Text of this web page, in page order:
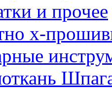
и прочее
х-